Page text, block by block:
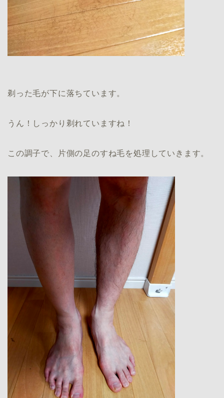
剃った毛が下に落ちています。
うん！しっかり剃れていますね！
この調子で、片側の足のすね毛を処理していきます。